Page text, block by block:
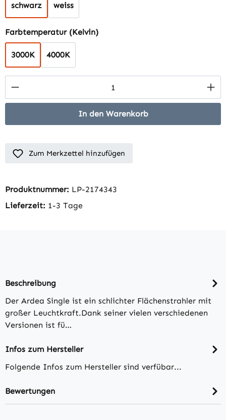
schwarz weiss
Farbtemperatur (Kelvin)auswählen
3000K 4000K
Produkt Anzahl: Gib den gewünschten
In den Warenkorb
Zum Merkzettel hinzufügen
Produktnummer: LP-2174343
Lieferzeit: 1-3 Tage
Beschreibung
Der Ardea Single ist ein schlichter Flächenstrahler mit
großer Leuchtkraft.Dank seiner vielen verschiedenen
Versionen ist fü…
Infos zum Hersteller
Folgende Infos zum Hersteller sind verfübar...
Bewertungen